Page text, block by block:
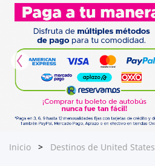
Inicio Destinos de United States